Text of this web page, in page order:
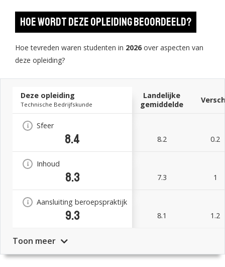
Hoe wordt deze opleiding beoordeeld?
Hoe tevreden waren studenten in 2026 over aspecten van
deze opleiding?
Deze opleiding
Technische Bedrijfskunde
Landelijke
gemiddelde
Sfeer
8.4 8.2 0.2
Inhoud
8.3 7.3 1
Aansluiting beroepspraktijk
9.3 8.1 1.2
Toon meer